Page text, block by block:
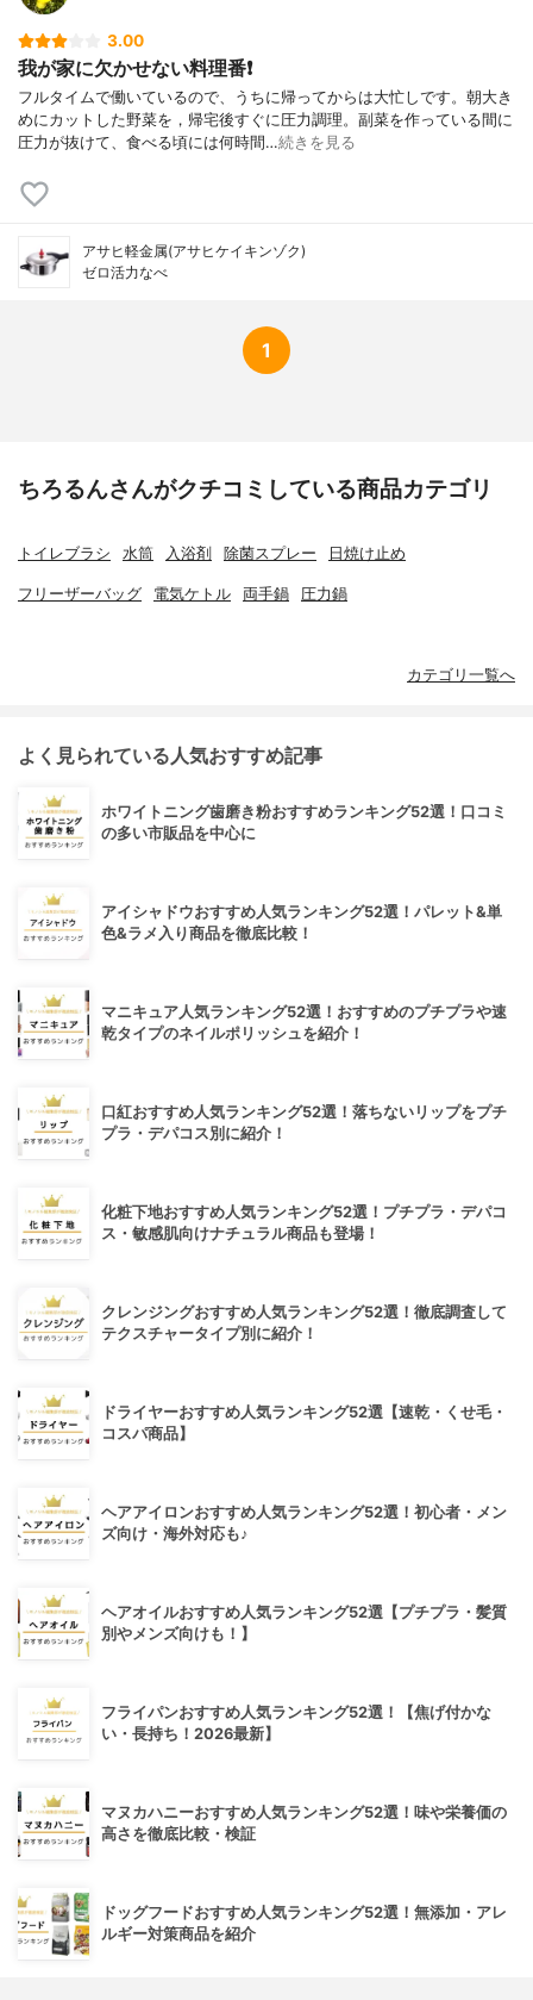
3.00
我が家に欠かせない料理番❗️
フルタイムで働いているので、うちに帰ってからは大忙しです。朝大き
めにカットした野菜を，帰宅後すぐに圧力調理。副菜を作っている間に
圧力が抜けて、食べる頃には何時間…続きを見る
アサヒ軽金属(アサヒケイキンゾク)
ゼロ活力なべ
1
ちろるんさんがクチコミしている商品カテゴリ
トイレブラシ 水筒 入浴剤 除菌スプレー 日焼け止め
フリーザーバッグ 電気ケトル 両手鍋 圧力鍋
カテゴリ一覧へ
よく見られている人気おすすめ記事
ホワイトニング歯磨き粉おすすめランキング52選！口コミ
の多い市販品を中心に
アイシャドウおすすめ人気ランキング52選！パレット&単
色&ラメ入り商品を徹底比較！
マニキュア人気ランキング52選！おすすめのプチプラや速
乾タイプのネイルポリッシュを紹介！
口紅おすすめ人気ランキング52選！落ちないリップをプチ
プラ・デパコス別に紹介！
化粧下地おすすめ人気ランキング52選！プチプラ・デパコ
ス・敏感肌向けナチュラル商品も登場！
クレンジングおすすめ人気ランキング52選！徹底調査して
テクスチャータイプ別に紹介！
ドライヤーおすすめ人気ランキング52選【速乾・くせ毛・
コスパ商品】
ヘアアイロンおすすめ人気ランキング52選！初心者・メン
ズ向け・海外対応も♪
ヘアオイルおすすめ人気ランキング52選【プチプラ・髪質
別やメンズ向けも！】
フライパンおすすめ人気ランキング52選！【焦げ付かな
い・長持ち！2026最新】
マヌカハニーおすすめ人気ランキング52選！味や栄養価の
高さを徹底比較・検証
ドッグフードおすすめ人気ランキング52選！無添加・アレ
ルギー対策商品を紹介